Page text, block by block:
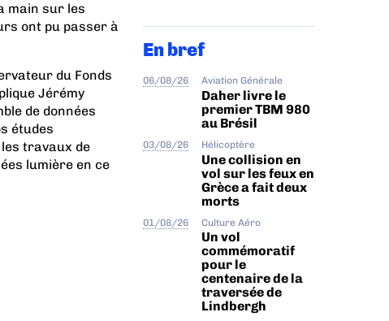
main sur les
ont pu passer à
du Fonds
Jérémy
de données
études
travaux de
lumière en ce
En bref
06/08/26 Aviation Générale
Daher livre le
premier TBM 980
au Brésil
03/08/26 Hélicoptère
Une collision en
vol sur les feux en
Grèce a fait deux
morts
01/08/26 Culture Aéro
Un vol
commémoratif
pour le
centenaire de la
traversée de
Lindbergh